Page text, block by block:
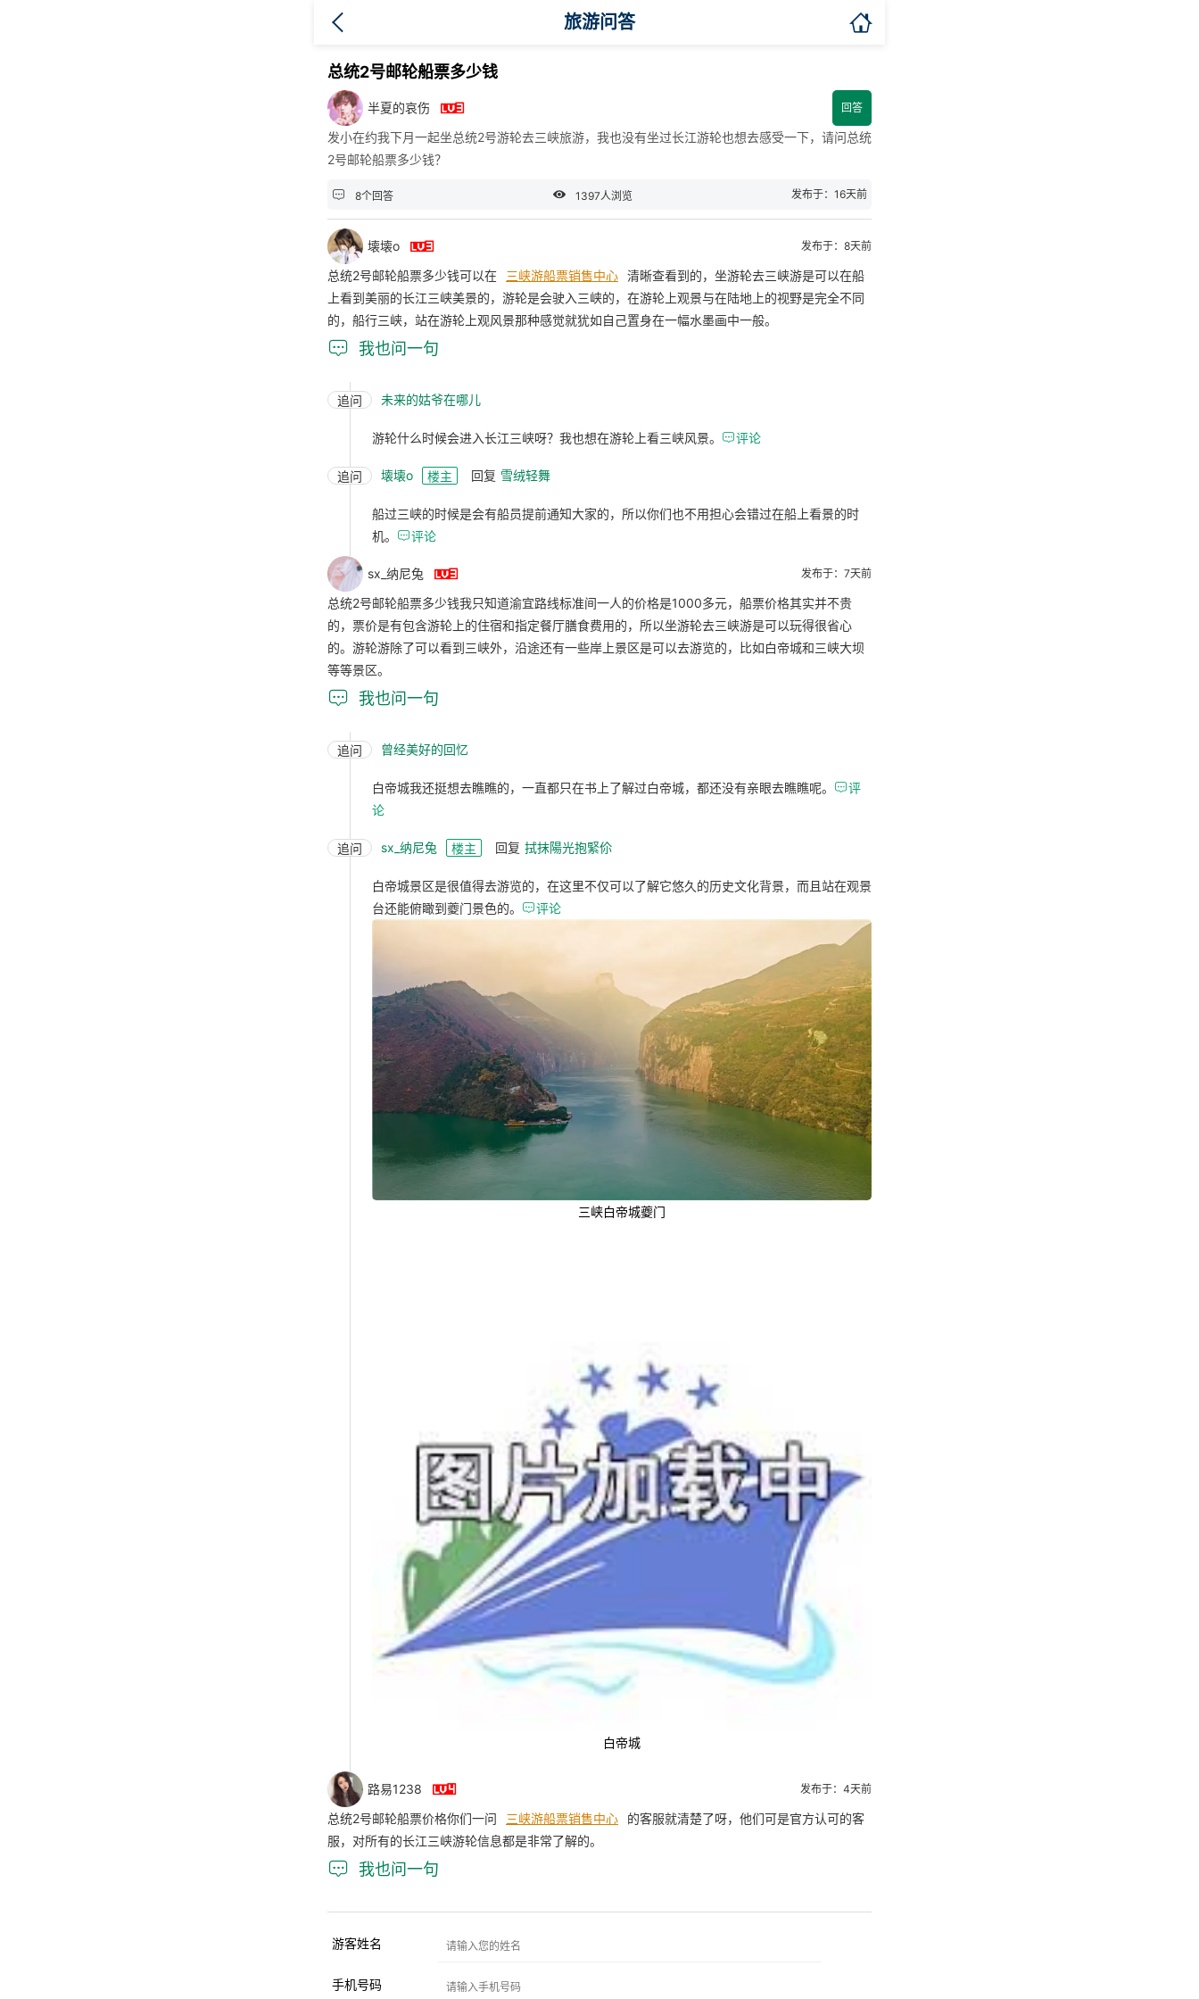
旅游问答 
总统2号邮轮船票多少钱
半夏的哀伤  回答
发小在约我下月一起坐总统2号游轮去三峡旅游，我也没有坐过长江游轮也想去感受一下，请问总统
2号邮轮船票多少钱？
 8个回答  1397人浏览 发布于：16天前
壊壊o  发布于：8天前
总统2号邮轮船票多少钱可以在 三峡游船票销售中心 清晰查看到的，坐游轮去三峡游是可以在船
上看到美丽的长江三峡美景的，游轮是会驶入三峡的，在游轮上观景与在陆地上的视野是完全不同
的，船行三峡，站在游轮上观风景那种感觉就犹如自己置身在一幅水墨画中一般。
 我也问一句
追问 未来的姑爷在哪儿
游轮什么时候会进入长江三峡呀？我也想在游轮上看三峡风景。 评论
追问 壊壊o 楼主 回复 雪绒轻舞
船过三峡的时候是会有船员提前通知大家的，所以你们也不用担心会错过在船上看景的时
机。 评论
sx_纳尼兔  发布于：7天前
总统2号邮轮船票多少钱我只知道渝宜路线标准间一人的价格是1000多元，船票价格其实并不贵
的，票价是有包含游轮上的住宿和指定餐厅膳食费用的，所以坐游轮去三峡游是可以玩得很省心
的。游轮游除了可以看到三峡外，沿途还有一些岸上景区是可以去游览的，比如白帝城和三峡大坝
等等景区。
 我也问一句
追问 曾经美好的回忆
白帝城我还挺想去瞧瞧的，一直都只在书上了解过白帝城，都还没有亲眼去瞧瞧呢。 评
论
追问 sx_纳尼兔 楼主 回复 拭抹陽光抱緊伱
白帝城景区是很值得去游览的，在这里不仅可以了解它悠久的历史文化背景，而且站在观景
台还能俯瞰到夔门景色的。 评论
三峡白帝城夔门
白帝城
路易1238  发布于：4天前
总统2号邮轮船票价格你们一问 三峡游船票销售中心
的客服就清楚了呀，他们可是官方认可的客
服，对所有的长江三峡游轮信息都是非常了解的。
 我也问一句
游客姓名
手机号码